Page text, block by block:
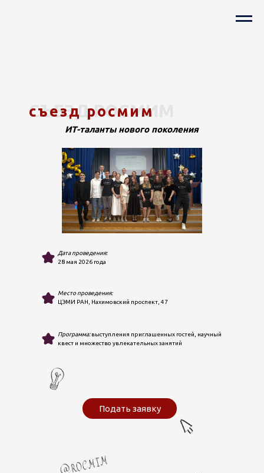
СЪЕЗД РОСМИМ
съезд росмим
Подать заявку
ИТ-таланты нового поколения
Дата проведения:
28 мая 2026 года
Место проведения:
ЦЭМИ РАН, Нахимовский проспект, 47
Программа:выступления приглашенных гостей, научный
квест и множество увлекательных занятий